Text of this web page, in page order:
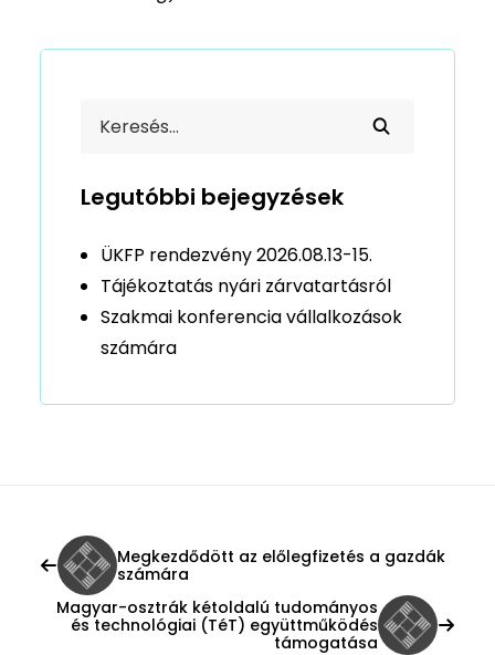
Legutóbbi bejegyzések
ÜKFP rendezvény 2026.08.13-15.
Tájékoztatás nyári zárvatartásról
Szakmai konferencia vállalkozások
számára
Megkezdődött az előlegfizetés a gazdák
számára
Magyar-osztrák kétoldalú tudományos
és technológiai (TéT) együttműködés
támogatása